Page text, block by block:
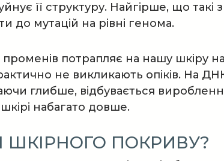
її структуру. Найгірше, що такі
до мутацій на рівні генома.
потрапляє на нашу шкіру
не викликають опіків. На
глибше, відбувається
набагато довше.
ПОКРИВУ?